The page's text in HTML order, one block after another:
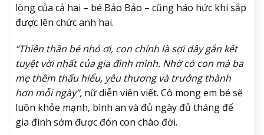
lòng của cả hai – bé Bảo Bảo – cũng háo hức khi sắp
được lên chức anh hai.
“Thiên thần bé nhỏ ơi, con chính là sợi dây gắn kết
tuyệt vời nhất của gia đình mình. Nhờ có con mà ba
mẹ thêm thấu hiểu, yêu thương và trưởng thành
hơn mỗi ngày”, nữ diễn viên viết. Cô mong em bé sẽ
luôn khỏe mạnh, bình an và đủ ngày đủ tháng để
gia đình sớm được đón con chào đời.